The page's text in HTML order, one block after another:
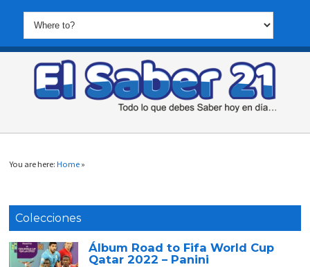
You are here:Home »
Colecciones
Álbum Road to Fifa World Cup
Qatar 2022 – Panini